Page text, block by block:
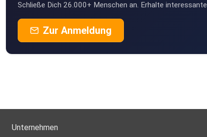
Schließe Dich 26.000+ Menschen an. Erhalte
Zur Anmeldung
Unternehmen